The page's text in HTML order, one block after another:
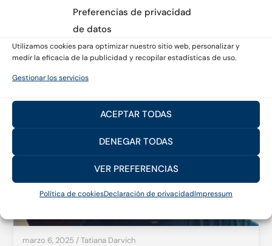
Preferencias de privacidad
de datos
Utilizamos cookies para optimizar nuestro sitio web, personalizar y
medir la eficacia de la publicidad y recopilar estadísticas de uso.
Gestionar los servicios
ACEPTAR TODAS
DENEGAR TODAS
VER PREFERENCIAS
Política de cookiesDeclaración de privacidadImpressum
sector público es un aspecto fundamental
para la estabilidad económica y laboral de ...
Leer Más
marzo 6, 2025 /Tatiana Darvich